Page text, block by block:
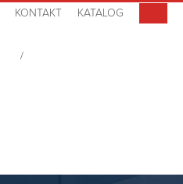
KONTAKT KATALOG